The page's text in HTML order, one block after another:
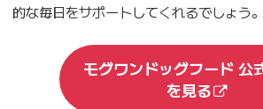
的な毎日をサポートしてくれるでしょう。
モグワンドッグフード 公
を見る